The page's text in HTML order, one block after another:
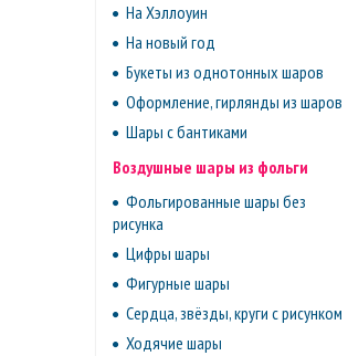
На Хэллоуин
На новый год
Букеты из однотонных шаров
Оформление, гирлянды из шаров
Шары с бантиками
Воздушные шары из фольги
Фольгированные шары без
рисунка
Цифры шары
Фигурные шары
Сердца, звёзды, круги с рисунком
Ходячие шары